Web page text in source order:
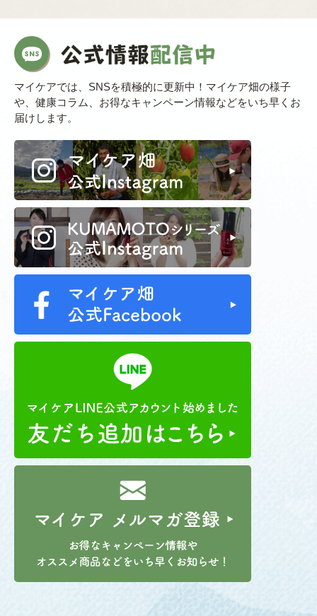
マイケアでは、SNSを積極的に更新中！マイケア畑の様子
や、健康コラム、お得なキャンペーン情報などをいち早くお
届けします。